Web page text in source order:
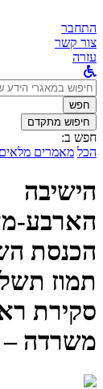
התחבר
צור קשר
עזרה
לחפש
ב:חפש
חיפוש מתקדם
חפש ב:
הכל מאמרים מלאים
הישיבה
הארבע-
הכנסת
סקירת
משרדה –